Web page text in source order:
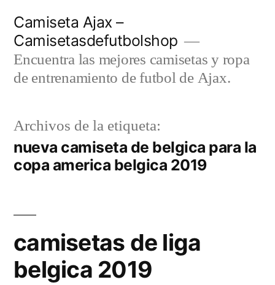
contenido
Camiseta Ajax –
Camisetasdefutbolshop
Encuentra las mejores camisetas y ropa
de entrenamiento de futbol de Ajax.
Archivos de la etiqueta:
nueva camiseta de belgica para la
copa america belgica 2019
camisetas de liga
belgica 2019